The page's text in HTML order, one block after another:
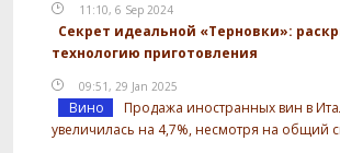
11:10, 6 Sep 2024
Секрет идеальной «Терновки»:
технологию приготовления
09:51, 29 Jan 2025
Вино
Продажа иностранных вин в
увеличилась на 4,7%, несмотря на общий